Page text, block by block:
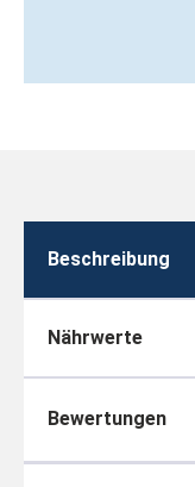
Beschreibung
Nährwerte
Bewertungen